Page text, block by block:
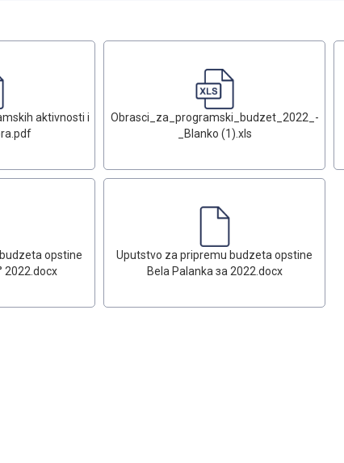
aktivnosti i
Obrasci_za_programski_budzet_2022_-
_Blanko (1).xls
opstine
2022.docx
Uputstvo za pripremu budzeta opstine
Bela Palanka за 2022.docx